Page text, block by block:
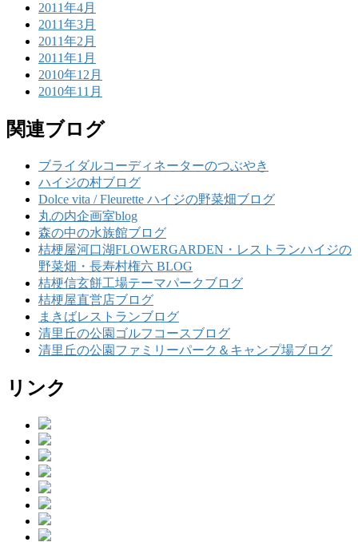
2011年4月
2011年3月
2011年2月
2011年1月
2010年12月
2010年11月
関連ブログ
ブライダルコーディネーターのつぶやき
ハイジの村ブログ
Dolce vita / Fleurette ハイジの野菜畑ブログ
丸の内企画室blog
森の中の水族館ブログ
桔梗屋河口湖FLOWERGARDEN・レストランハイジの
野菜畑・長寿村権六 BLOG
桔梗信玄餅工場テーマパークブログ
桔梗屋直営店ブログ
まきばレストランブログ
清里丘の公園ゴルフコースブログ
清里丘の公園ファミリーパーク＆キャンプ場ブログ
リンク